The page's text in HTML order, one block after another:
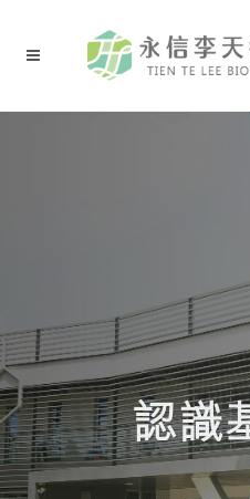
認識